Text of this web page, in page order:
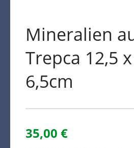
Mineralien
Trepca 12,5
6,5cm
35,00 €